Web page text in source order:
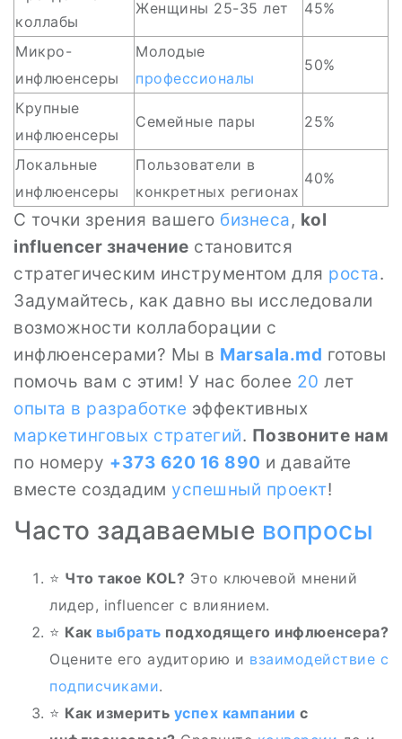
коллабы
Женщины 25-35 лет 45%
Микро-
инфлюенсеры
Молодые
профессионалы
50%
Крупные
инфлюенсеры
Семейные пары 25%
Локальные
инфлюенсеры
Пользователи в
конкретных регионах
40%
С точки зрения вашего бизнеса, kol
influencer значение становится
стратегическим инструментом для роста.
Задумайтесь, как давно вы исследовали
возможности коллаборации с
инфлюенсерами? Мы в Marsala.md готовы
помочь вам с этим! У нас более 20 лет
опыта в разработке эффективных
маркетинговых стратегий. Позвоните нам
по номеру +373 620 16 890 и давайте
вместе создадим успешный проект!
Часто задаваемые вопросы
⭐ Что такое KOL? Это ключевой мнений
лидер, influencer с влиянием.
⭐ Как выбрать подходящего инфлюенсера?
Оцените его аудиторию и взаимодействие с
подписчиками.
⭐ Как измерить успех кампании с